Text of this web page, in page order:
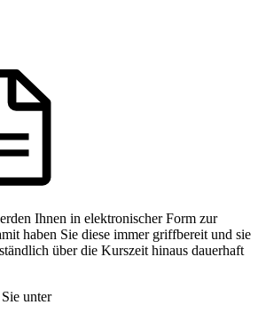
Ihnen in elektronischer Form zur
haben Sie diese immer griffbereit und sie
über die Kurszeit hinaus dauerhaft
unter